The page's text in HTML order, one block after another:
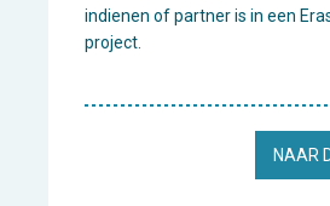
indienen of partner is in een
project.
NAAR